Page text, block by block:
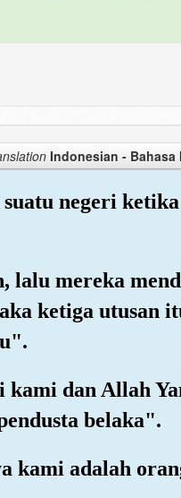
Indonesian - Bahasa
negeri
lalu mereka
ketiga utusan
dan Allah
belaka".
kami adalah